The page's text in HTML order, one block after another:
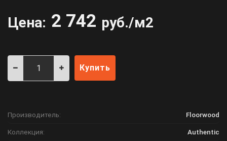
Цена: 2 742 руб./м2
Купить
Производитель: Floorwood
Коллекция: Authentic